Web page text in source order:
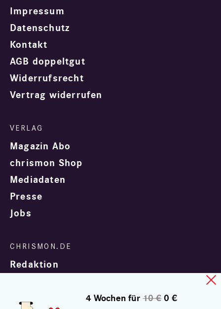
Impressum
Datenschutz
Kontakt
AGB doppeltgut
Widerrufsrecht
Vertrag widerrufen
Magazin Abo
chrismon Shop
Mediadaten
Presse
Jobs
Redaktion
4 Wochen für10 €0 €